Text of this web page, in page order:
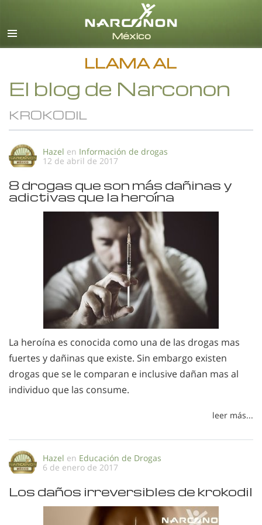
Español
Todas las Regiones/Idiomas
LLAMA AL
El blog de Narconon
KROKODIL
Hazel en Información de drogas
12 de abril de 2017
8 drogas que son más dañinas y
adictivas que la heroína
La heroína es conocida como una de las drogas mas
fuertes y dañinas que existe. Sin embargo existen
drogas que se le comparan e inclusive dañan mas al
individuo que las consume.
leer más...
Hazel en Educación de Drogas
6 de enero de 2017
Los daños irreversibles de krokodil